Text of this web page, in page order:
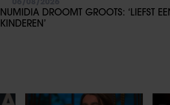
NUMIDIA DROOMT GROOTS: ‘LIEFST
KINDEREN’